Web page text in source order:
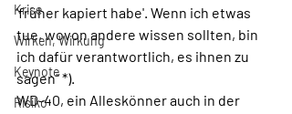
Krise
Wirken, Wirkung
Keynote
Risiko
'früher kapiert habe'. Wenn ich etwas
tue, wovon andere wissen sollten, bin
ich dafür verantwortlich, es ihnen zu
sagen“ *).
WD-40, ein Alleskönner auch in der